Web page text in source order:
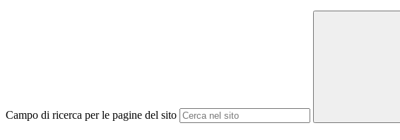
Campo di ricerca per le pagine del sito